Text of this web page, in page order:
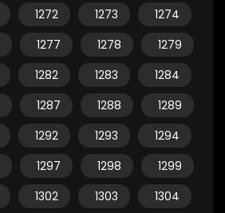
1272 1273
1274
1277 1278
1279
1282 1283
1284
1287 1288
1289
1292 1293
1294
1297 1298
1299
1302 1303
1304